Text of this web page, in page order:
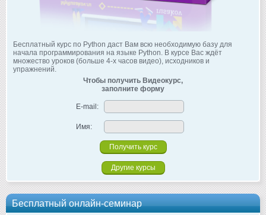
Бесплатный курс по Python даст Вам всю необходимую базу для
начала программирования на языке Python. В курсе Вас ждёт
множество уроков (больше 4-х часов видео), исходников и
упражнений.
Чтобы получить Видеокурс,
заполните форму
E-mail:
Имя:
Другие курсы
Бесплатный онлайн-семинар